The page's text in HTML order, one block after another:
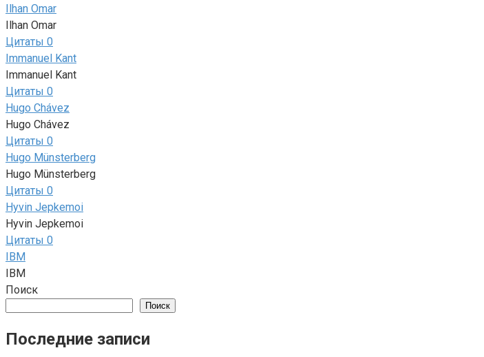
Ilhan Omar
Ilhan Omar
Цитаты 0
Immanuel Kant
Immanuel Kant
Цитаты 0
Hugo Chávez
Hugo Chávez
Цитаты 0
Hugo Münsterberg
Hugo Münsterberg
Цитаты 0
Hyvin Jepkemoi
Hyvin Jepkemoi
Цитаты 0
IBM
IBM
Поиск
Поиск
Последние записи